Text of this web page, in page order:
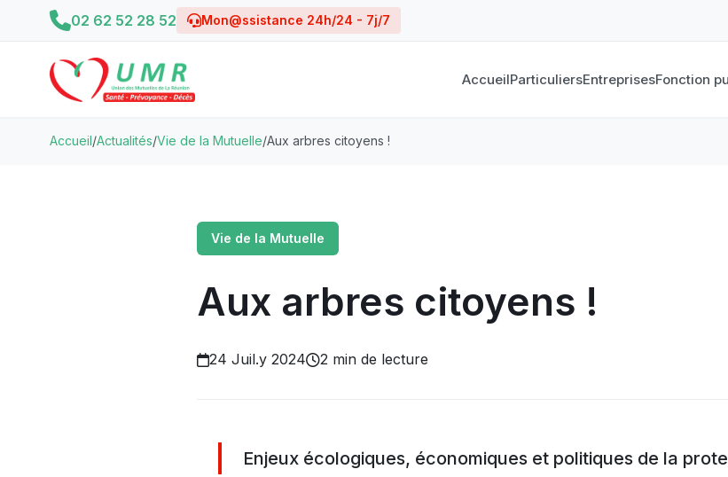
02 62 52 28 52 Mon@ssistance 24h/24 - 7j/7
AccueilParticuliersEntreprisesFonction
Accueil/Actualités/Vie de la Mutuelle/Aux arbres citoyens !
Vie de la Mutuelle
Aux arbres citoyens !
24 Juil.y 2024 2 min de lecture
Enjeux écologiques, économiques et politiques de la